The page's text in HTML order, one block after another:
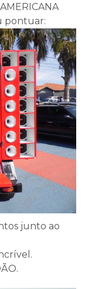
pontuar:
junto ao